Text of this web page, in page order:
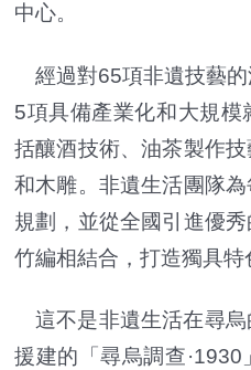
中心。
經過對65項非遺技藝
5項具備產業化和大規
括釀酒技術、油茶製作
和木雕。非遺生活團隊
規劃，並從全國引進優
竹編相結合，打造獨具特
這不是非遺生活在尋烏
援建的「尋烏調查